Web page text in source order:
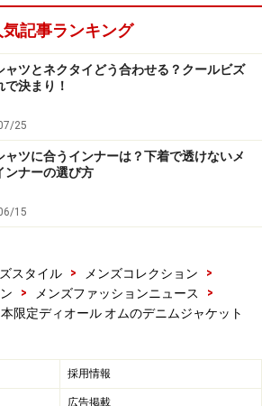
気記事ランキング
ャツとネクタイどう合わせる？クールビズ
で決まり！
25
ャツに合うインナーは？下着で透けないメ
ンナーの選び方
15
スタイル > メンズコレクション
>
> メンズファッションニュース
>
本限定ディオール オムのデニムジャケット
採用情報
広告掲載